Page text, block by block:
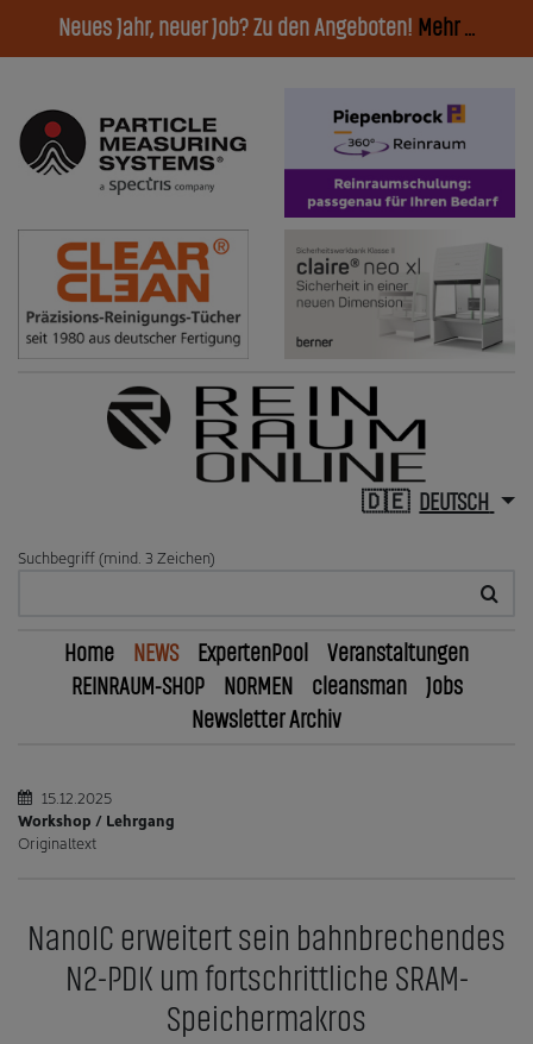
Neues Jahr, neuer Job? Zu den Angeboten! Mehr ...
DEUTSCH
Suchbegriff (mind. 3 Zeichen)
Home NEWS ExpertenPool
Veranstaltungen
REINRAUM-SHOP
NORMEN cleansman
Jobs
Newsletter Archiv
15.12.2025
Workshop / Lehrgang
Originaltext
NanoIC erweitert sein bahnbrechendes
N2-PDK um fortschrittliche SRAM-
Speichermakros